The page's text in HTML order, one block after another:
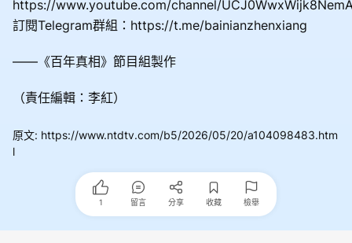
https://www.youtube.com/channel/
訂閱Telegram群組：https://t.me/bainianzhenxiang
——《百年真相》節目組製作
（責任編輯：李紅）
原文: https://www.ntdtv.com/b5/2026/05/20/a104098483.htm
l
1 留言 分享 收藏 檢舉